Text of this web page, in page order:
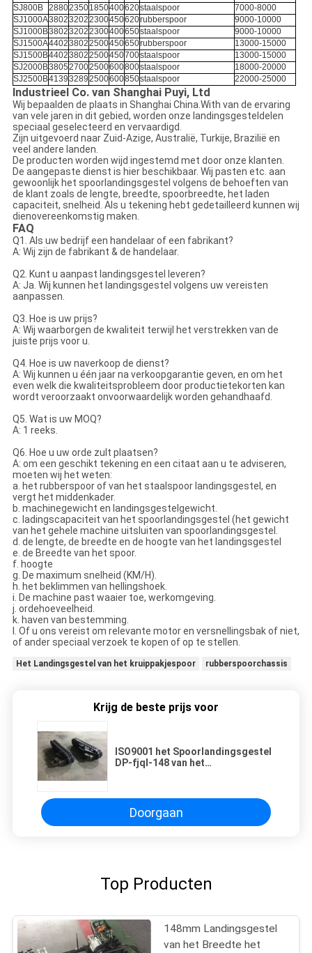
SJ800B 288023501850400620staalspoor
7000-8000
SJ1000A380232022300450620rubberspoor
9000-10000
SJ1000B380232022300400650staalspoor
9000-10000
SJ1500A440238022500450650rubberspoor
13000-15000
SJ1500B440238022500450700staalspoor
13000-15000
SJ2000B380527002500600800staalspoor
18000-20000
SJ2500B413932892500600850staalspoor 22000-25000
Industrieel Co. van Shanghai Puyi, Ltd
Wij bepaalden de plaats in Shanghai China.With van de ervaring
van vele jaren in dit gebied, worden onze landingsgesteldelen
speciaal geselecteerd en vervaardigd.
Zijn uitgevoerd naar Zuid-Azige, Australië, Turkije, Brazilië en
veel andere landen.
De producten worden wijd ingestemd met door onze klanten.
De aangepaste dienst is hier beschikbaar. Wij pasten etc. aan
gewoonlijk het spoorlandingsgestel volgens de behoeften van
de klant zoals de lengte, breedte, spoorbreedte, het laden
capaciteit, snelheid. Als u tekening hebt gedetailleerd kunnen wij
dienovereenkomstig maken.
FAQ
Q1. Als uw bedrijf een handelaar of een fabrikant?
A: Wij zijn de fabrikant & de handelaar.
Q2. Kunt u aanpast landingsgestel leveren?
A: Ja. Wij kunnen het landingsgestel volgens uw vereisten
aanpassen.
Q3. Hoe is uw prijs?
A: Wij waarborgen de kwaliteit terwijl het verstrekken van de
juiste prijs voor u.
Q4. Hoe is uw naverkoop de dienst?
A: Wij kunnen u één jaar na verkoopgarantie geven, en om het
even welk die kwaliteitsprobleem door productietekorten kan
wordt veroorzaakt onvoorwaardelijk worden gehandhaafd.
Q5. Wat is uw MOQ?
A: 1 reeks.
Q6. Hoe u uw orde zult plaatsen?
A: om een geschikt tekening en een citaat aan u te adviseren,
moeten wij het weten:
a. het rubberspoor of van het staalspoor landingsgestel, en
vergt het middenkader.
b. machinegewicht en landingsgestelgewicht.
c. ladingscapaciteit van het spoorlandingsgestel (het gewicht
van het gehele machine uitsluiten van spoorlandingsgestel.
d. de lengte, de breedte en de hoogte van het landingsgestel
e. de Breedte van het spoor.
f. hoogte
g. De maximum snelheid (KM/H).
h. het beklimmen van hellingshoek.
i. De machine past waaier toe, werkomgeving.
j. ordehoeveelheid.
k. haven van bestemming.
l. Of u ons vereist om relevante motor en versnellingsbak of niet,
of ander speciaal verzoek te kopen of op te stellen.
Het Landingsgestel van het kruippakjespoor rubberspoorchassis
Krijg de beste prijs voor
ISO9001 het Spoorlandingsgestel
DP-fjql-148 van het
Doorgaan
Top Producten
148mm Landingsgestel
van het Breedte het